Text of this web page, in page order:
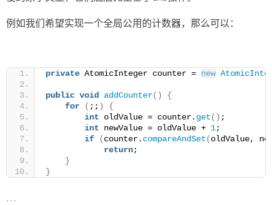
例如我们希望实现一个全局公用的计数器，那么可以：
private AtomicInteger counter = new
public void addCounter()
{
for
( ;; )
{
int oldValue = counter. get() ;
int newValue = oldValue + 1;
if
(counter. compareAndSet(oldValue,
return;
}
}
…